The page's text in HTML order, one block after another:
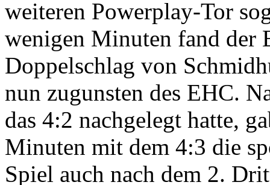
weiteren Powerplay-Tor
wenigen Minuten fand der
Doppelschlag von
nun zugunsten des EHC.
das 4:2 nachgelegt hatte,
Minuten mit dem 4:3 die
Spiel auch nach dem 2.